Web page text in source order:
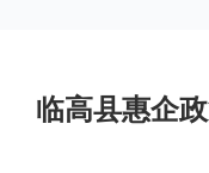
临高县惠企